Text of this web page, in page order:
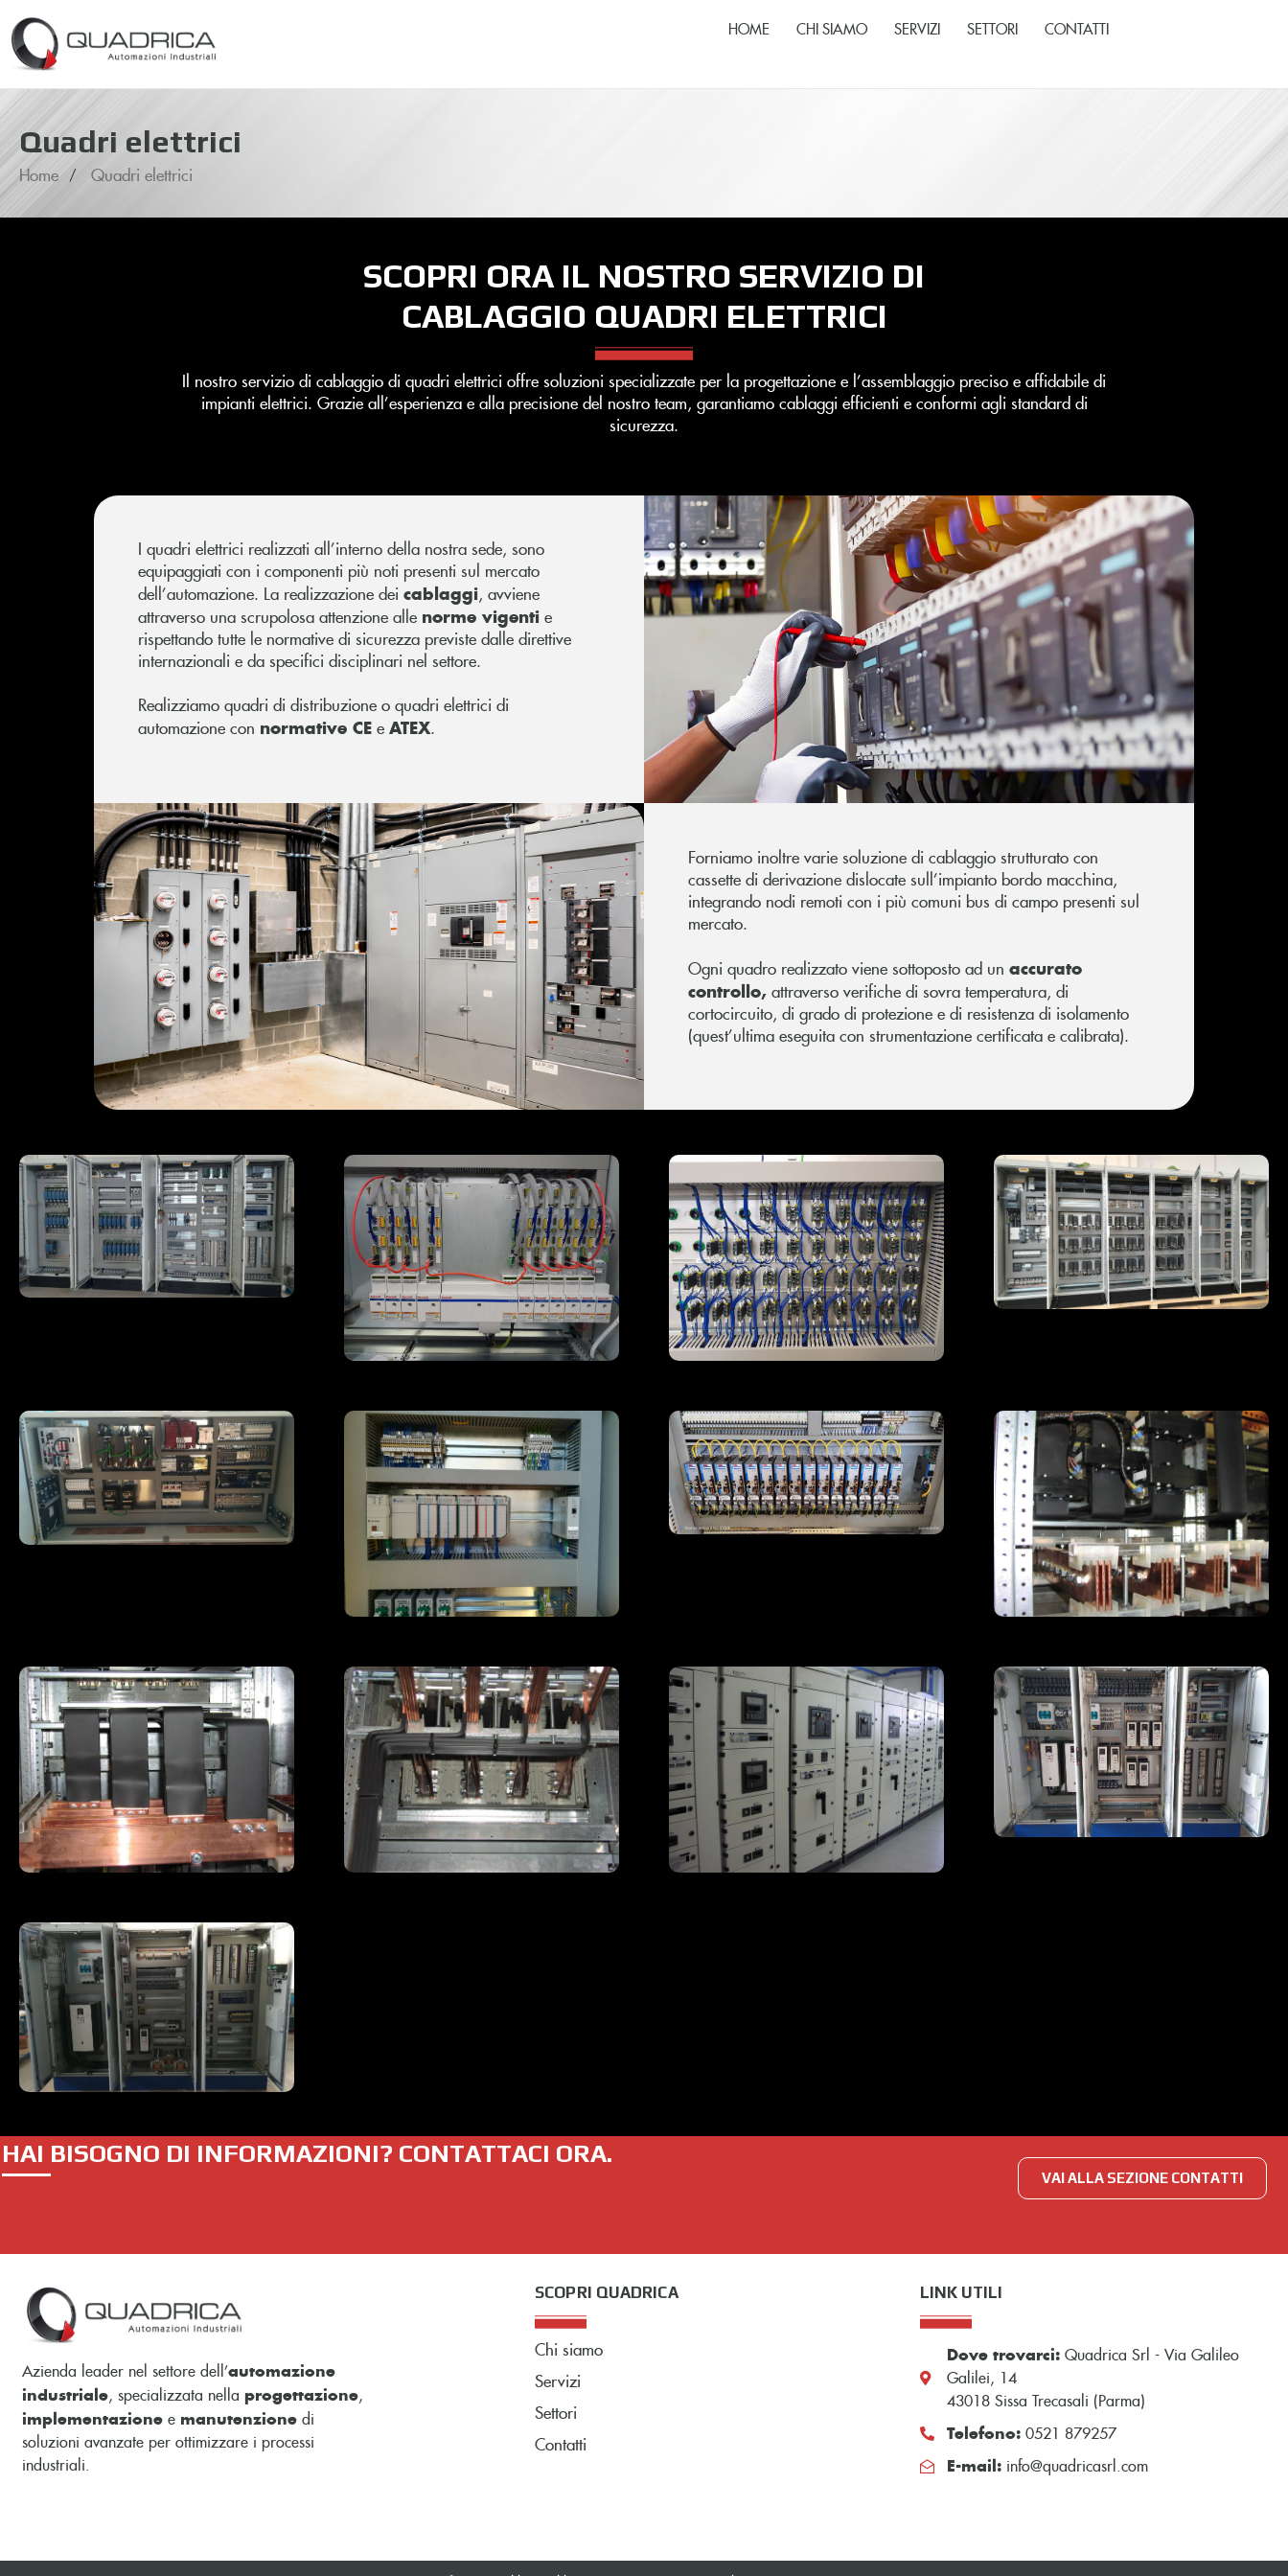
HOME CHI SIAMO SERVIZI SETTORI CONTATTI
Quadri elettrici
Home Quadri elettrici
SCOPRI ORA IL NOSTRO SERVIZIO DI
CABLAGGIO QUADRI ELETTRICI
Il nostro servizio di cablaggio di quadri elettrici offre soluzioni specializzate per la progettazione e l’assemblaggio preciso e affidabile di
impianti elettrici. Grazie all’esperienza e alla precisione del nostro team, garantiamo cablaggi efficienti e conformi agli standard di
sicurezza.
I quadri elettrici realizzati all’interno della nostra sede, sono
equipaggiati con i componenti più noti presenti sul mercato
dell’automazione. La realizzazione dei cablaggi, avviene
attraverso una scrupolosa attenzione alle norme vigentie
rispettando tutte le normative di sicurezza previste dalle direttive
internazionali e da specifici disciplinari nel settore.
Realizziamo quadri di distribuzione o quadri elettrici di
automazione con normative CEe ATEX.
Forniamo inoltre varie soluzione di cablaggio strutturato con
cassette di derivazione dislocate sull’impianto bordo macchina,
integrando nodi remoti con i più comuni bus di campo presenti sul
mercato.
Ogni quadro realizzato viene sottoposto ad un accurato
controllo,attraverso verifiche di sovra temperatura, di
cortocircuito, di grado di protezione e di resistenza di isolamento
(quest’ultima eseguita con strumentazione certificata e calibrata).
VAI ALLA SEZIONE CONTATTI
HAI BISOGNO DI INFORMAZIONI? CONTATTACI ORA.
Azienda leader nel settore dell’automazione
industriale, specializzata nella progettazione,
implementazione e manutenzione di
soluzioni avanzate per ottimizzare i processi
industriali.
SCOPRI QUADRICA
Chi siamo
Servizi
Settori
Contatti
LINK UTILI
Dove trovarci:Quadrica Srl - Via Galileo
Galilei, 14
43018 Sissa Trecasali (Parma)
Telefono: 0521 879257
E-mail: info@quadricasrl.com